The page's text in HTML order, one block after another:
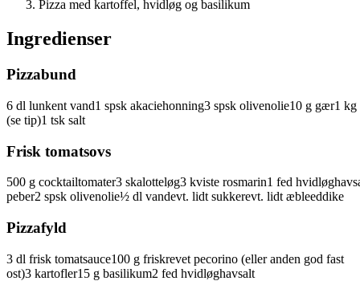
Pizza med kartoffel, hvidløg og basilikum
Ingredienser
Pizzabund
6 dl lunkent vand1 spsk akaciehonning3 spsk olivenolie10 g gær1 kg
(se tip)1 tsk salt
Frisk tomatsovs
500 g cocktailtomater3 skalotteløg3 kviste rosmarin1 fed hvidløg
peber2 spsk olivenolie½ dl vandevt. lidt sukkerevt. lidt æbleeddike
Pizzafyld
3 dl frisk tomatsauce100 g friskrevet pecorino (eller anden god fast
ost)3 kartofler15 g basilikum2 fed hvidløghavsalt